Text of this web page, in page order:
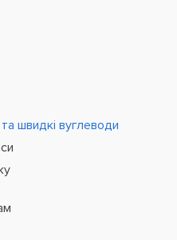
та швидкі вуглеводи